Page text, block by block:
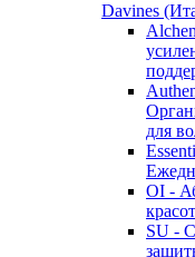
Davines
для
OI -
SU -